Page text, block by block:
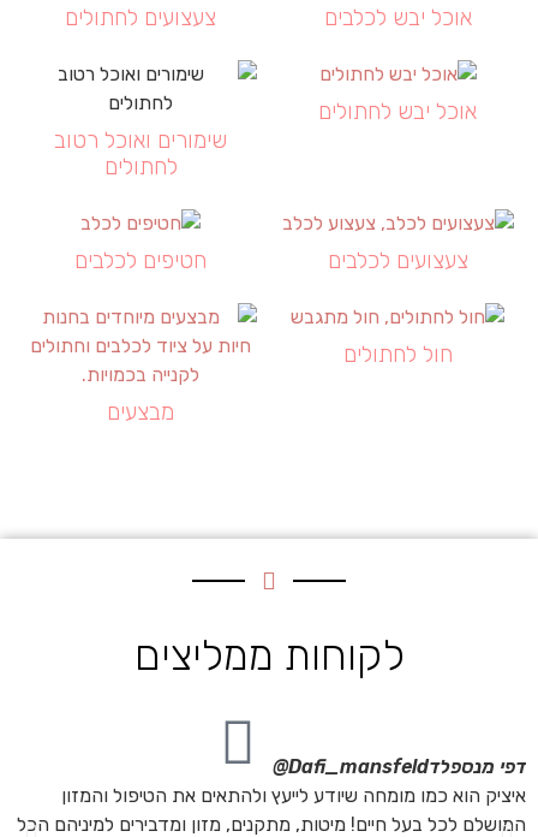
אוכל יבש לכלבים צעצועים לחתולים
אוכל יבש לחתולים
שימורים ואוכל רטוב
לחתולים
צעצועים לכלבים חטיפים לכלבים
חול לחתולים
מבצעים
לקוחות ממליצים
דפי מנספלדDafi_mansfeld@
איציק הוא כמו מומחה שיודע לייעץ ולהתאים את הטיפול והמזון
המושלם לכל בעל חיים! מיטות, מתקנים, מזון ומדבירים למיניהם הכל